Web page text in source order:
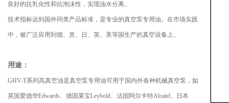
良好的抗乳化性和抗泡沫性，实现油水分离。
技术指标达到国外同类产品标准，是专业的真空泵专用油。在市场实践
中，被广泛应用到德、意、日、英、美等国生产的真空设备上。
用途：
GHV-T系列高真空油是真空泵专用油可用于国内外各种机械真空泵，如
英国爱德华Edwards、德国莱宝Leybold、法国阿尔卡特Alcatel、日本